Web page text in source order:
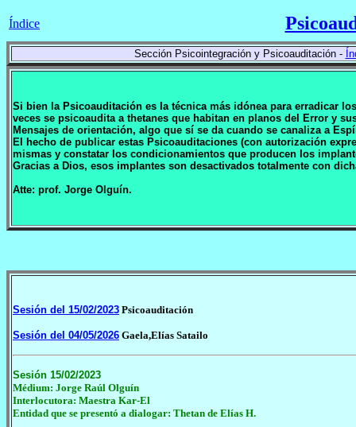
Índice
Sección Psicointegración y Psicoauditación -
Si bien la Psicoauditación es la técnica más idónea para erradicar
veces se psicoaudita a thetanes que habitan en planos del Error y
Mensajes de orientación, algo que sí se da cuando se canaliza a
El hecho de publicar estas Psicoauditaciones (con autorización
mismas y constatar los condicionamientos que producen los
Gracias a Dios, esos implantes son desactivados totalmente con
Atte: prof. Jorge Olguín.
Sesión del 15/02/2023 Psicoauditación
Sesión del 04/05/2026 Gaela,Elías Satailo
Sesión 15/02/2023
Médium: Jorge Raúl Olguín
Interlocutora: Maestra Kar-El
Entidad que se presentó a dialogar: Thetan de Elías H.